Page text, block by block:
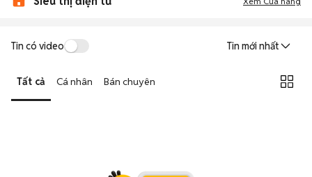
Tin có video Tin mới nhất
Tất cả Cá nhân Bán chuyên